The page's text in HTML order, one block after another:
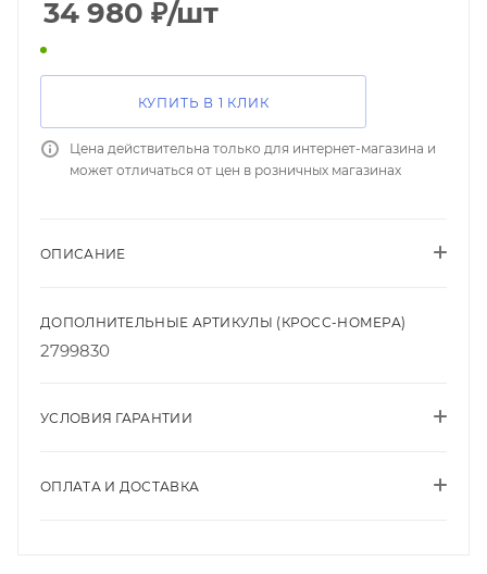
34 980 ₽/шт
КУПИТЬ В 1 КЛИК
Цена действительна только для интернет-магазина и
может отличаться от цен в розничных магазинах
ОПИСАНИЕ
ДОПОЛНИТЕЛЬНЫЕ АРТИКУЛЫ (КРОСС-НОМЕРА)
2799830
УСЛОВИЯ ГАРАНТИИ
ОПЛАТА И ДОСТАВКА